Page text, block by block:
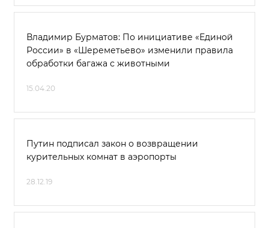
Владимир Бурматов: По инициативе «Единой
России» в «Шереметьево» изменили правила
обработки багажа с животными
15.04.20
Путин подписал закон о возвращении
курительных комнат в аэропорты
28.12.19